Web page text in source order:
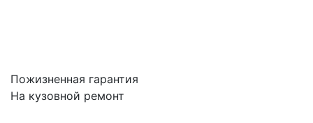
Пожизненная гарантия
На кузовной ремонт